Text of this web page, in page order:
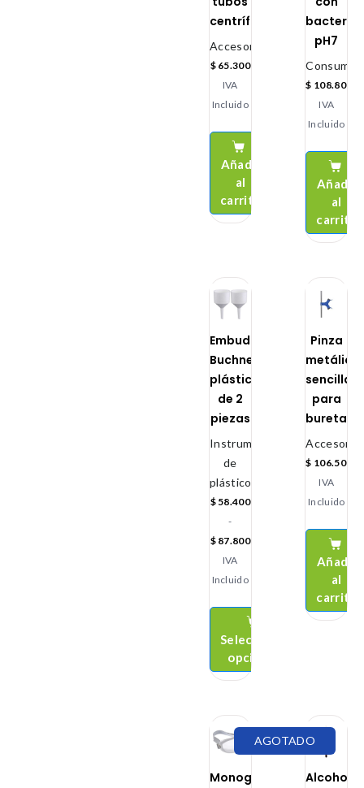
centrífuga
Accesorios
$65.300
IVA
Incluido
Añadir
al
carrito
pH7
$ 108.800
IVA
Incluido
Añadir
al
carrito
Embudo
Buchner
plástico
de 2
piezas
Instrumental
de
plástico
$58.400
-
$87.800
IVA
Incluido
Seleccionar
opciones
Pinza
sencilla
para
bureta
$ 106.500
IVA
Incluido
Añadir
al
carrito
Monogafas
AGOTADO